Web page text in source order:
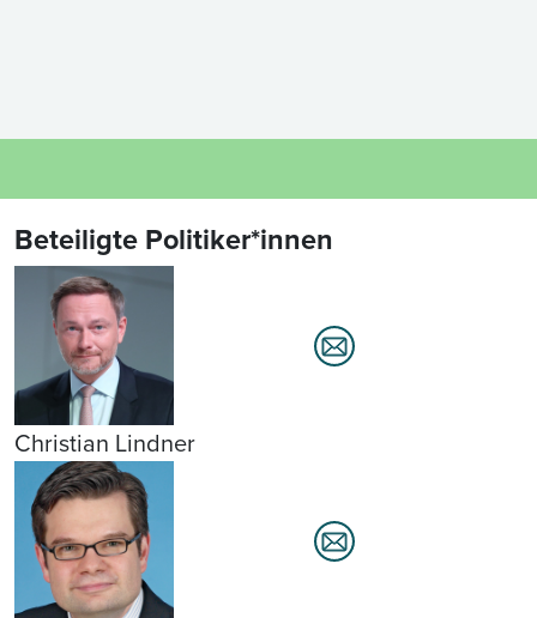
Beteiligte Politiker*innen
Christian Lindner